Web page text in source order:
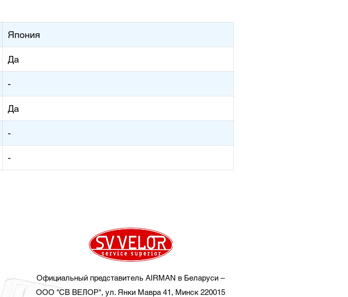
Япония
Да
-
Да
-
-
Официальный представитель AIRMAN в Беларуси –
ООО "СВ ВЕЛОР", ул. Янки Мавра 41, Минск 220015